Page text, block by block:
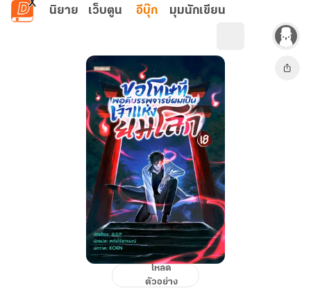
ข้ามไปยังเนื้อหาหลัก
นิยาย เว็บตูน อีบุ๊ก มุมนักเขียน
ขอโทษ
โหลด
ตัวอย่าง